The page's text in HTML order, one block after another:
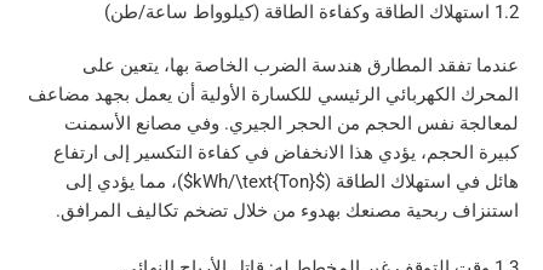
المطارق هندسة الضرب الخاصة بها، يتعين على
الرئيسي للكسارة الأولية أن يعمل بجهد مضاعف
الحجم من الحجر الجيري. وفي مصانع الأسمنت
يؤدي هذا الانخفاض في كفاءة التكسير إلى ارتفاع
الطاقة ($kWh/\text{Ton}$
)، مما يؤدي إلى
مصنعك بهدوء من خلال تضخم تكاليف المرافق.